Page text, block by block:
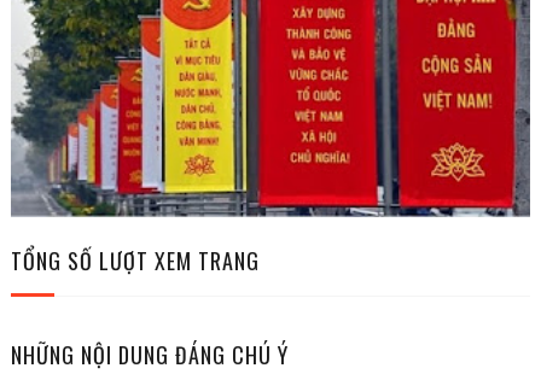
TỔNG SỐ LƯỢT XEM TRANG
NHỮNG NỘI DUNG ĐÁNG CHÚ Ý